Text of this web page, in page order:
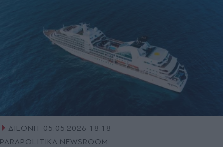
ΔΙΕΘΝΗ
05.05.2026 18:18
PARAPOLITIKA NEWSROOM